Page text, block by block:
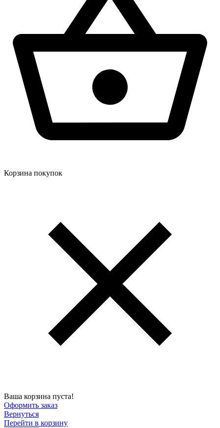
Корзина покупок
Ваша корзина пуста!
Оформить заказ
Вернуться
Перейти в корзину